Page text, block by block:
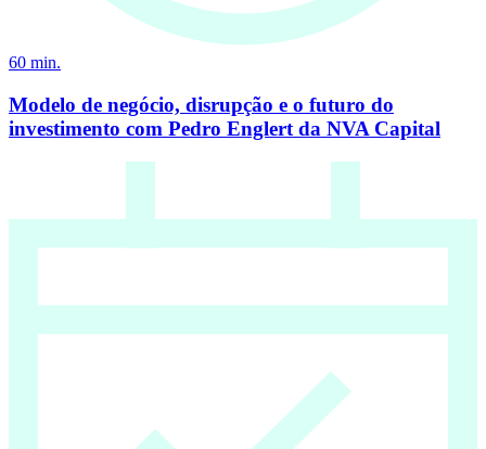
60 min.
Modelo de negócio, disrupção e o futuro do
investimento com Pedro Englert da NVA Capital